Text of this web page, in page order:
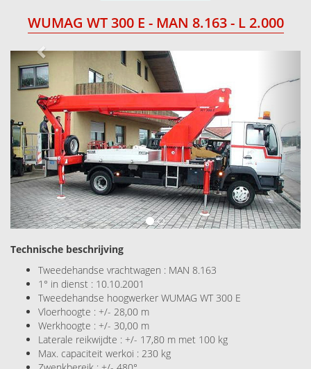
WUMAG WT 300 E - MAN 8.163 - L 2.000
Technische beschrijving
Tweedehandse vrachtwagen : MAN 8.163
1° in dienst : 10.10.2001
Tweedehandse hoogwerker WUMAG WT 300 E
Vloerhoogte : +/- 28,00 m
Werkhoogte : +/- 30,00 m
Laterale reikwijdte : +/- 17,80 m met 100 kg
Max. capaciteit werkoi : 230 kg